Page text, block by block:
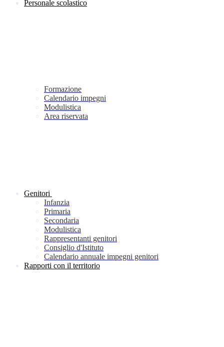
Personale scolastico
Formazione
Calendario impegni
Modulistica
Area riservata
Genitori
Infanzia
Primaria
Secondaria
Modulistica
Rappresentanti genitori
Consiglio d'Istituto
Calendario annuale impegni genitori
Rapporti con il territorio